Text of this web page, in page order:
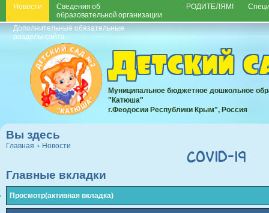
Новости
Сведения об
образовательной организации
РОДИТЕЛЯМ!
Дополнительные обязательные
разделы сайта
Детский
Муниципальное бюджетное дошкольное
"Катюша"
г.Феодосии Республики Крым", Россия
Вы здесь
Главная Новости
COVID-19
Главные вкладки
Просмотр(активная вкладка)